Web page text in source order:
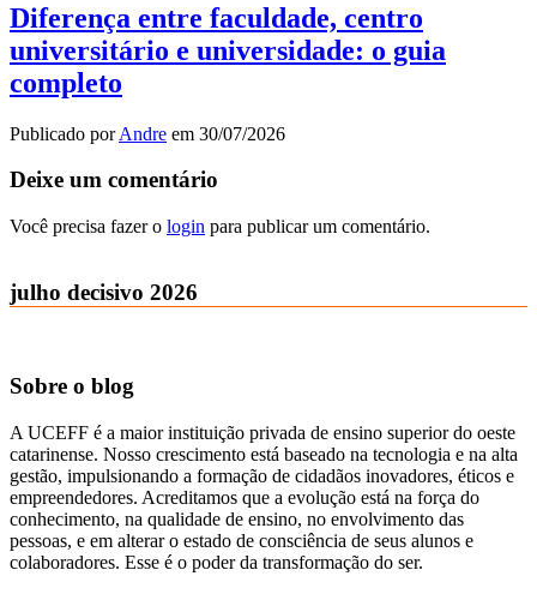
Diferença entre faculdade, centro
universitário e universidade: o guia
completo
Publicado porAndre em 30/07/2026
Deixe um comentário
Você precisa fazer o login para publicar um comentário.
julho decisivo 2026
Sobre o blog
A UCEFF é a maior instituição privada de ensino superior do oeste
catarinense. Nosso crescimento está baseado na tecnologia e na alta
gestão, impulsionando a formação de cidadãos inovadores, éticos e
empreendedores. Acreditamos que a evolução está na força do
conhecimento, na qualidade de ensino, no envolvimento das
pessoas, e em alterar o estado de consciência de seus alunos e
colaboradores. Esse é o poder da transformação do ser.